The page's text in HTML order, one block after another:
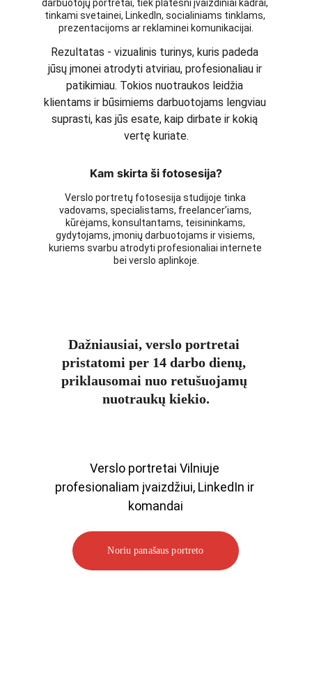
darbuotojų portretai, tiek platesni įvaizdiniai kadrai,
tinkami svetainei, LinkedIn, socialiniams tinklams,
prezentacijoms ar reklaminei komunikacijai.
Rezultatas - vizualinis turinys, kuris padeda
jūsų įmonei atrodyti atviriau, profesionaliau ir
patikimiau. Tokios nuotraukos leidžia
klientams ir būsimiems darbuotojams lengviau
suprasti, kas jūs esate, kaip dirbate ir kokią
vertę kuriate.
Kam skirta ši fotosesija?
Verslo portretų fotosesija studijoje tinka
vadovams, specialistams, freelancer’iams,
kūrėjams, konsultantams, teisininkams,
gydytojams, įmonių darbuotojams ir visiems,
kuriems svarbu atrodyti profesionaliai internete
bei verslo aplinkoje.
Dažniausiai, verslo portretai
pristatomi per 14 darbo dienų,
priklausomai nuo retušuojamų
nuotraukų kiekio.
Verslo portretai Vilniuje
profesionaliam įvaizdžiui, LinkedIn ir
komandai
Noriu panašaus portreto